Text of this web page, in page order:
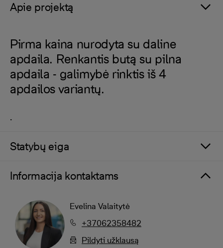
Apie projektą
Pirma kaina nurodyta su daline
apdaila. Renkantis butą su pilna
apdaila - galimybė rinktis iš 4
apdailos variantų.
.
Statybų eiga
Informacija kontaktams
Evelina Valaitytė
+37062358482
Pildyti užklausą